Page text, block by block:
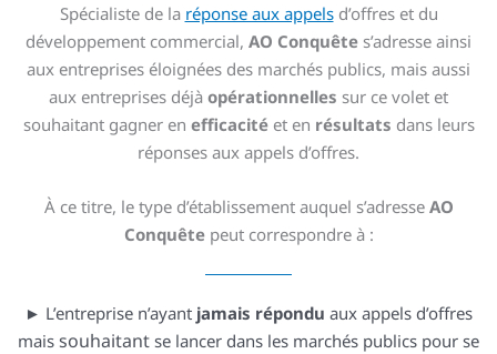
Spécialiste de la réponse aux appelsd’offres et du
développement commercial, AO Conquête s’adresse ainsi
aux entreprises éloignées des marchés publics, mais aussi
aux entreprises déjà opérationnelles sur ce volet et
souhaitant gagner en efficacité et en résultats dans leurs
réponses aux appels d’offres.
À ce titre, le type d’établissement auquel s’adresse AO
Conquêtepeut correspondre à :
► L’entreprise n’ayant jamais répondu aux appels d’offres
mais souhaitant se lancer dans les marchés publics pour se